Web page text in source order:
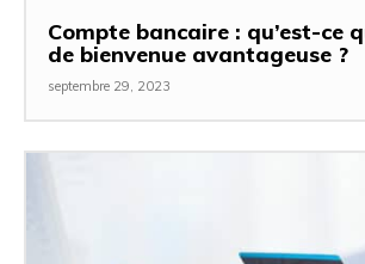
Compte bancaire : qu’est-ce
de bienvenue avantageuse ?
septembre 29, 2023